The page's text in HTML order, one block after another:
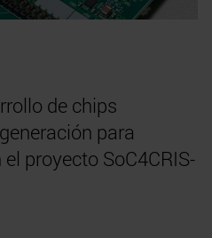
de chips
para
proyecto SoC4CRIS-